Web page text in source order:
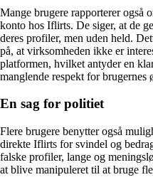
Mange brugere rapporterer også
konto hos Iflirts. De siger, at de
deres profiler, men uden held.
på, at virksomheden ikke er
platformen, hvilket antyder en
manglende respekt for brugernes
En sag for politiet
Flere brugere benytter også
direkte Iflirts for svindel og
falske profiler, lange og
at blive manipuleret til at bruge